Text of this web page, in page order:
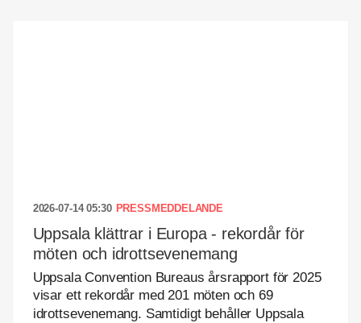
2026-07-14 05:30 PRESSMEDDELANDE
Uppsala klättrar i Europa - rekordår för
möten och idrottsevenemang
Uppsala Convention Bureaus årsrapport för 2025
visar ett rekordår med 201 möten och 69
idrottsevenemang. Samtidigt behåller Uppsala